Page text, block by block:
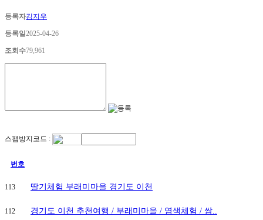
등록자김지우
등록일2025-04-26
조회수79,961
스팸방지코드 :
번호
113 딸기체험 부래미마을 경기도 이천
112 경기도 이천 추천여행 / 부래미마을 / 염색체험 / 쌈..